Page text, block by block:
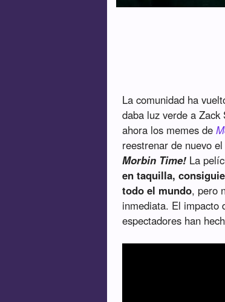
La comunidad ha
daba luz verde a
ahora los memes de
reestrenar de nuevo
Morbin Time! La
en taquilla,
todo el mundo, pero
inmediata. El impacto
espectadores han